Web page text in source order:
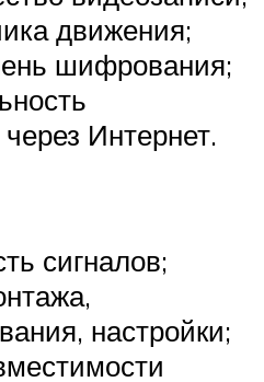
движения;
шифрования;
Интернет.
сигналов;
настройки;